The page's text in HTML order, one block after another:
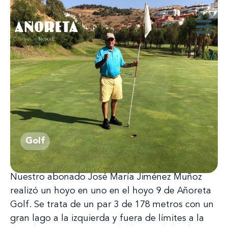
Golf
Nuestro abonado José María Jiménez Muñoz
realizó un hoyo en uno en el hoyo 9 de Añoreta
Golf. Se trata de un par 3 de 178 metros con un
gran lago a la izquierda y fuera de límites a la